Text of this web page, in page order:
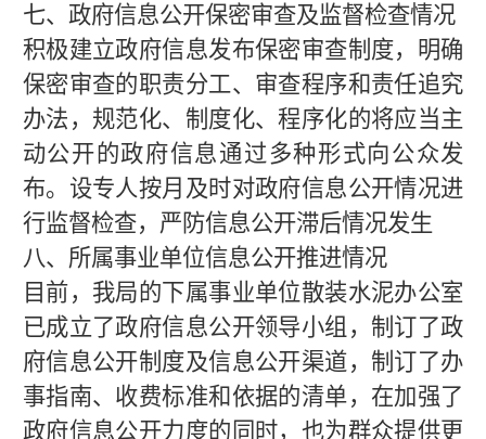
七、政府信息公开保密审查及监督检查情况
积极建立政府信息发布保密审查制度，明确
保密审查的职责分工、审查程序和责任追究
办法，规范化、制度化、程序化的将应当主
动公开的政府信息通过多种形式向公众发
布。设专人按月及时对政府信息公开情况进
行监督检查，严防信息公开滞后情况发生
八、所属事业单位信息公开推进情况
目前，我局的下属事业单位散装水泥办公室
已成立了政府信息公开领导小组，制订了政
府信息公开制度及信息公开渠道，制订了办
事指南、收费标准和依据的清单，在加强了
政府信息公开力度的同时，也为群众提供更